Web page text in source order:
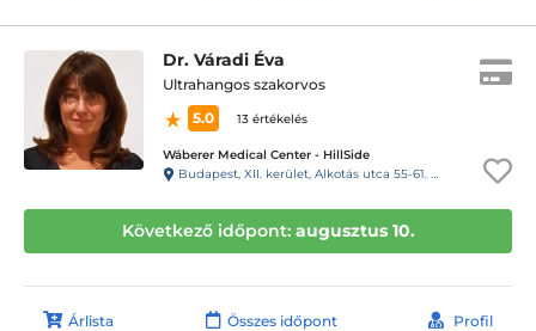
Dr. Váradi Éva
Ultrahangos szakorvos
5.0
13 értékelés
Wáberer Medical Center - HillSide
Budapest, XII. kerület, Alkotás utca 55-61. Hillside
Következő időpont: augusztus 10.
Árlista Összes időpont Profil